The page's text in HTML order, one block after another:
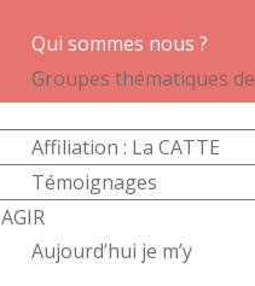
Qui sommes nous ?
Groupes thématiques de
Affiliation : La CATTE
Témoignages
AGIR
Aujourd’hui je m’y